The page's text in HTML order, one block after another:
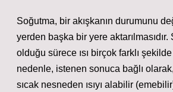
Soğutma, bir akışkanın durumunu
yerden başka bir yere aktarılmasıdır.
olduğu sürece ısı birçok farklı
nedenle, istenen sonuca bağlı
sıcak nesneden ısıyı alabilir